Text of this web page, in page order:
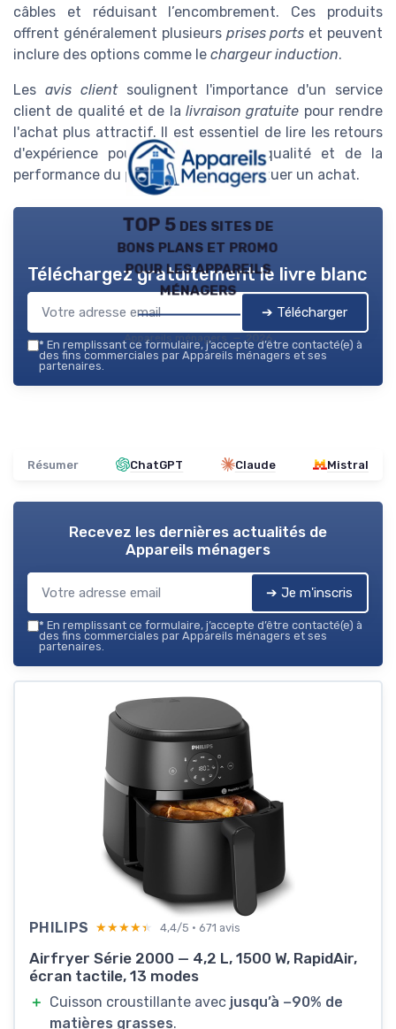
câbles et réduisant l’encombrement. Ces produits
offrent généralement plusieurs prises ports et peuvent
inclure des options comme le chargeur induction.
Les avis clientsoulignent l'importance d'un service
client de qualité et de la livraison gratuite pour rendre
l'achat plus attractif. Il est essentiel de lire les retours
d'expérience pour s'assurer de la qualité et de la
performance du produit avant d'effectuer un achat.
TOP 5 des sites de
bons plans et promo
pour les appareils
ménagers
Appareils ménagers — 2026
Téléchargez gratuitement le livre blanc
➔ Télécharger
* En remplissant ce formulaire, j’accepte d’être contacté(e) à
des fins commerciales par Appareils ménagers et ses
partenaires.
Résumer ChatGPT Claude Mistral
Recevez les dernières actualités de
Appareils ménagers
➔ Je m'inscris
* En remplissant ce formulaire, j’accepte d’être contacté(e) à
des fins commerciales par Appareils ménagers et ses
partenaires.
PHILIPS ★★★★★
★★★★★ 4,4/5 · 671 avis
Airfryer Série 2000 — 4,2 L, 1500 W, RapidAir,
écran tactile, 13 modes
＋ Cuisson croustillante avec jusqu’à −90% de
matières grasses.